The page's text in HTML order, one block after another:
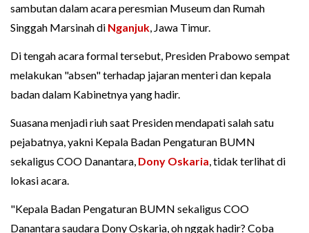
sambutan dalam acara peresmian Museum dan Rumah
Singgah Marsinah di Nganjuk, Jawa Timur.
Di tengah acara formal tersebut, Presiden Prabowo sempat
melakukan "absen" terhadap jajaran menteri dan kepala
badan dalam Kabinetnya yang hadir.
Suasana menjadi riuh saat Presiden mendapati salah satu
pejabatnya, yakni Kepala Badan Pengaturan BUMN
sekaligus COO Danantara, Dony Oskaria, tidak terlihat di
lokasi acara.
"Kepala Badan Pengaturan BUMN sekaligus COO
Danantara saudara Dony Oskaria, oh nggak hadir? Coba